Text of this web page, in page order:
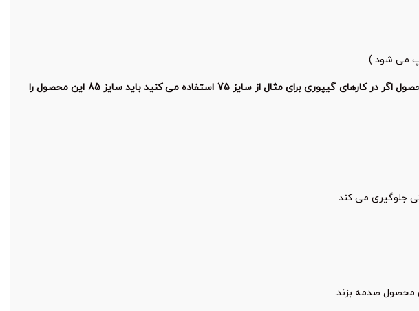
می شود )
توجه : قواره این محصول مطابق قواره چین می باشد ، و از سایز استاندارد دو سایز کوچک تر است. برای سفارش این محصول اگر در کارهای گیپوری برای مثال از سایز 75 استفاده می کنید باید سایز 85 این محصول را
جلوگیری می کند